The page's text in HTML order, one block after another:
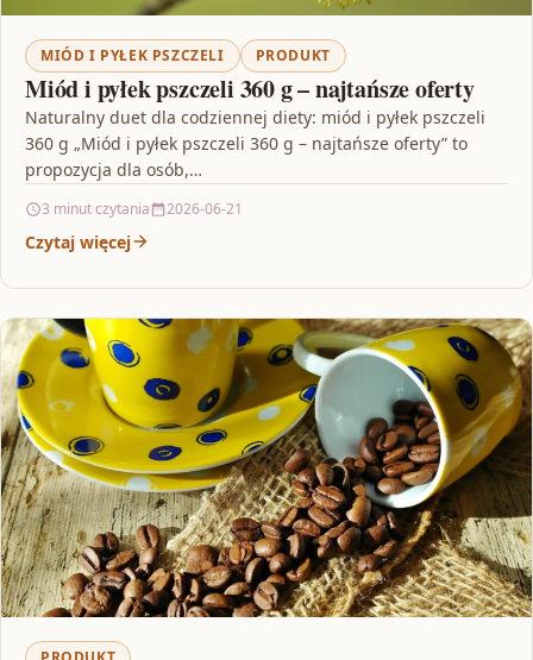
MIÓD I PYŁEK PSZCZELI PRODUKT
Miód i pyłek pszczeli 360 g – najtańsze oferty
Naturalny duet dla codziennej diety: miód i pyłek pszczeli
360 g „Miód i pyłek pszczeli 360 g – najtańsze oferty” to
propozycja dla osób,…
3 minut czytania 2026-06-21
Czytaj więcej